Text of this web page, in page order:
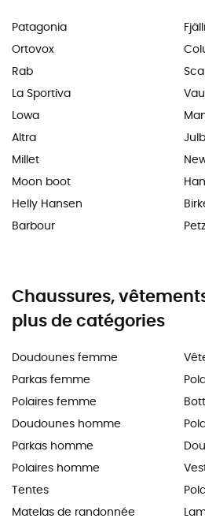
Patagonia
Ortovox
Rab
La Sportiva
Lowa
Altra
Millet
Moon boot
Helly Hansen
Barbour
Petzl
Chaussures,
plus de catégories
Doudounes femme
Parkas femme
Polaires femme
Doudounes homme
Parkas homme
Polaires homme
Tentes
Matelas de randonnée